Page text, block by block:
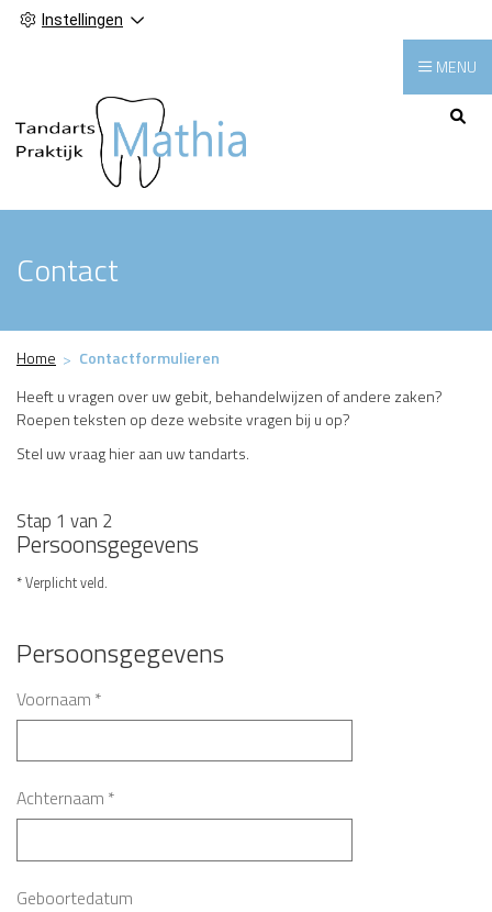
Instellingen
Hoofdmenu
MENU
Contact
Home
Contactformulieren
Heeft u vragen over uw gebit, behandelwijzen of andere zaken?
Roepen teksten op deze website vragen bij u op?
Stel uw vraag hier aan uw tandarts.
Stap 1 van 2
Persoonsgegevens
* Verplicht veld.
Persoonsgegevens
Voornaam *
Achternaam *
Geboortedatum